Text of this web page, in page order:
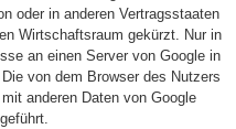
oder in anderen Vertragsstaaten
Wirtschaftsraum gekürzt. Nur in
an einen Server von Google in
von dem Browser des Nutzers
anderen Daten von Google